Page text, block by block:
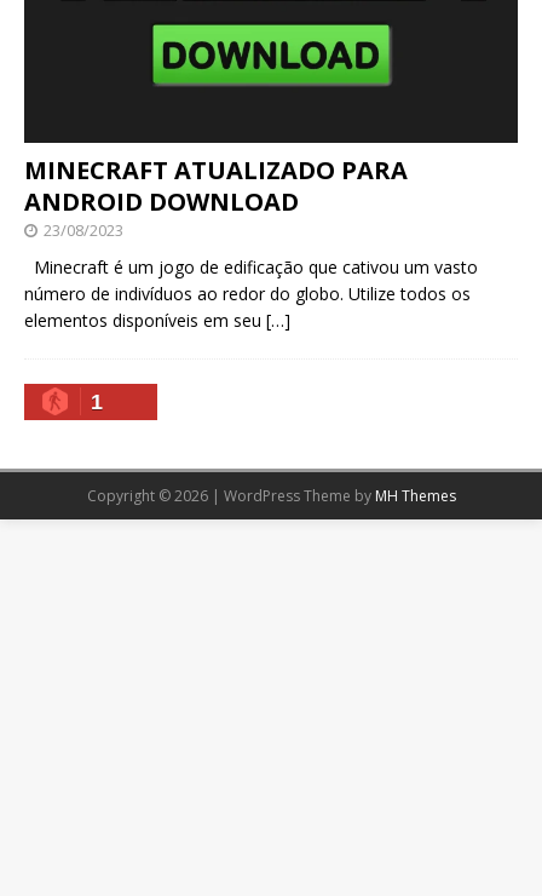
MINECRAFT ATUALIZADO PARA
ANDROID DOWNLOAD
23/08/2023
Minecraft é um jogo de edificação que cativou um vasto
número de indivíduos ao redor do globo. Utilize todos os
elementos disponíveis em seu […]
1
Copyright © 2026 | WordPress Theme by MH Themes